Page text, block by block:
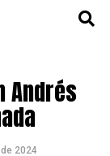
Andrés
2024